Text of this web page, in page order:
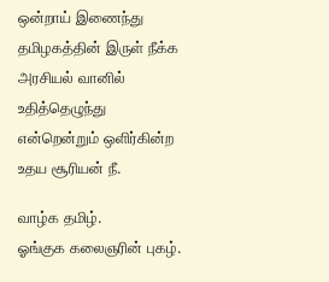
ஒன்றாய் இணைந்து
தமிழகத்தின் இருள் நீக்க
அரசியல் வானில்
உதித்தெழுந்து
என்றென்றும் ஒளிர்கின்ற
உதய சூரியன் நீ.
வாழ்க தமிழ்.
ஓங்குக கலைஞரின் புகழ்.